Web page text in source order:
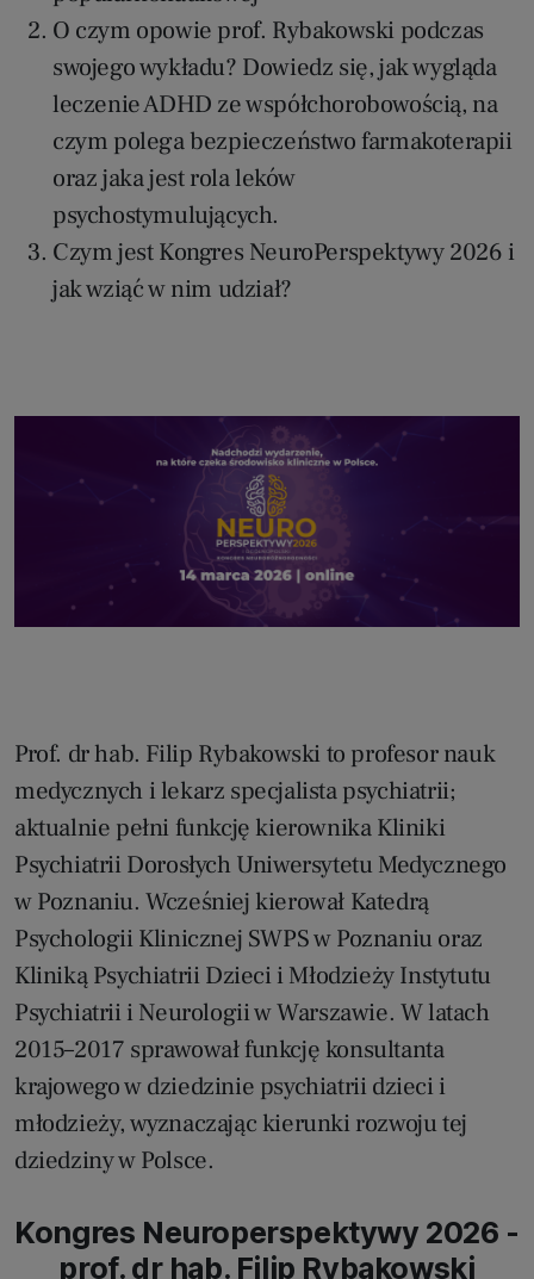
O czym opowie prof. Rybakowski podczas
swojego wykładu? Dowiedz się, jak wygląda
leczenie ADHD ze współchorobowością, na
czym polega bezpieczeństwo farmakoterapii
oraz jaka jest rola leków
psychostymulujących.
Czym jest Kongres NeuroPerspektywy 2026 i
jak wziąć w nim udział?
Prof. dr hab. Filip Rybakowski to profesor nauk
medycznych i lekarz specjalista psychiatrii;
aktualnie pełni funkcję kierownika Kliniki
Psychiatrii Dorosłych Uniwersytetu Medycznego
w Poznaniu. Wcześniej kierował Katedrą
Psychologii Klinicznej SWPS w Poznaniu oraz
Kliniką Psychiatrii Dzieci i Młodzieży Instytutu
Psychiatrii i Neurologii w Warszawie. W latach
2015–2017 sprawował funkcję konsultanta
krajowego w dziedzinie psychiatrii dzieci i
młodzieży, wyznaczając kierunki rozwoju tej
dziedziny w Polsce.
Kongres Neuroperspektywy 2026 -
prof. dr hab. Filip Rybakowski